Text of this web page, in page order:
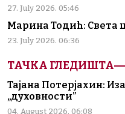
27. July 2026. 05:46
Марина Тодић: Света
23. July 2026. 06:36
ТАЧКА ГЛЕДИШТА
Тајана Потерјахин:
„духовности”
04. August 2026. 06:08